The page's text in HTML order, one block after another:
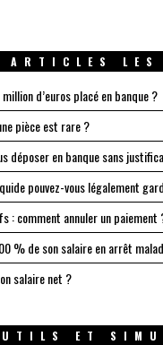
ARTICLES
d’euros placé en banque ?
pièce est rare ?
déposer en banque sans
pouvez-vous légalement
: comment annuler un paiement
% de son salaire en arrêt
salaire net ?
ET